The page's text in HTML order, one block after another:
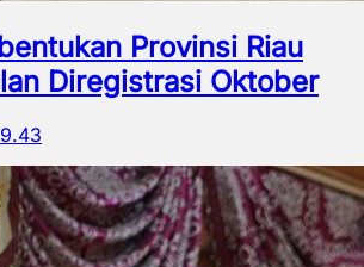
Provinsi Riau
Diregistrasi Oktober